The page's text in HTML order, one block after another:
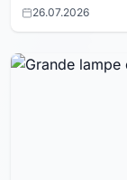
26.07.2026